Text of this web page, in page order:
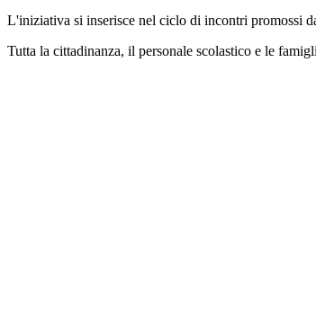
L'iniziativa si inserisce nel ciclo di incontri promossi
Tutta la cittadinanza, il personale scolastico e le